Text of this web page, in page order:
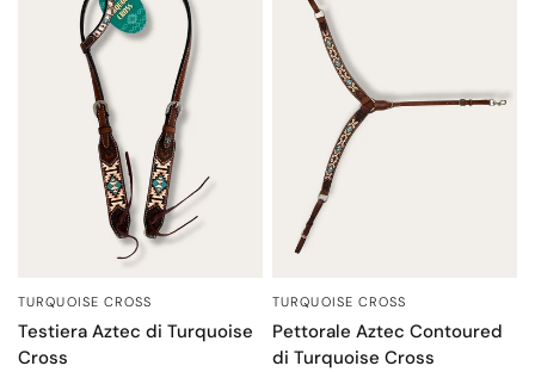
OCCHIATA VELOCE
TURQUOISE CROSS
Testiera Aztec di Turquoise
Cross
OCCHIATA VELOCE
TURQUOISE CROSS
Pettorale Aztec Contoured
di Turquoise Cross